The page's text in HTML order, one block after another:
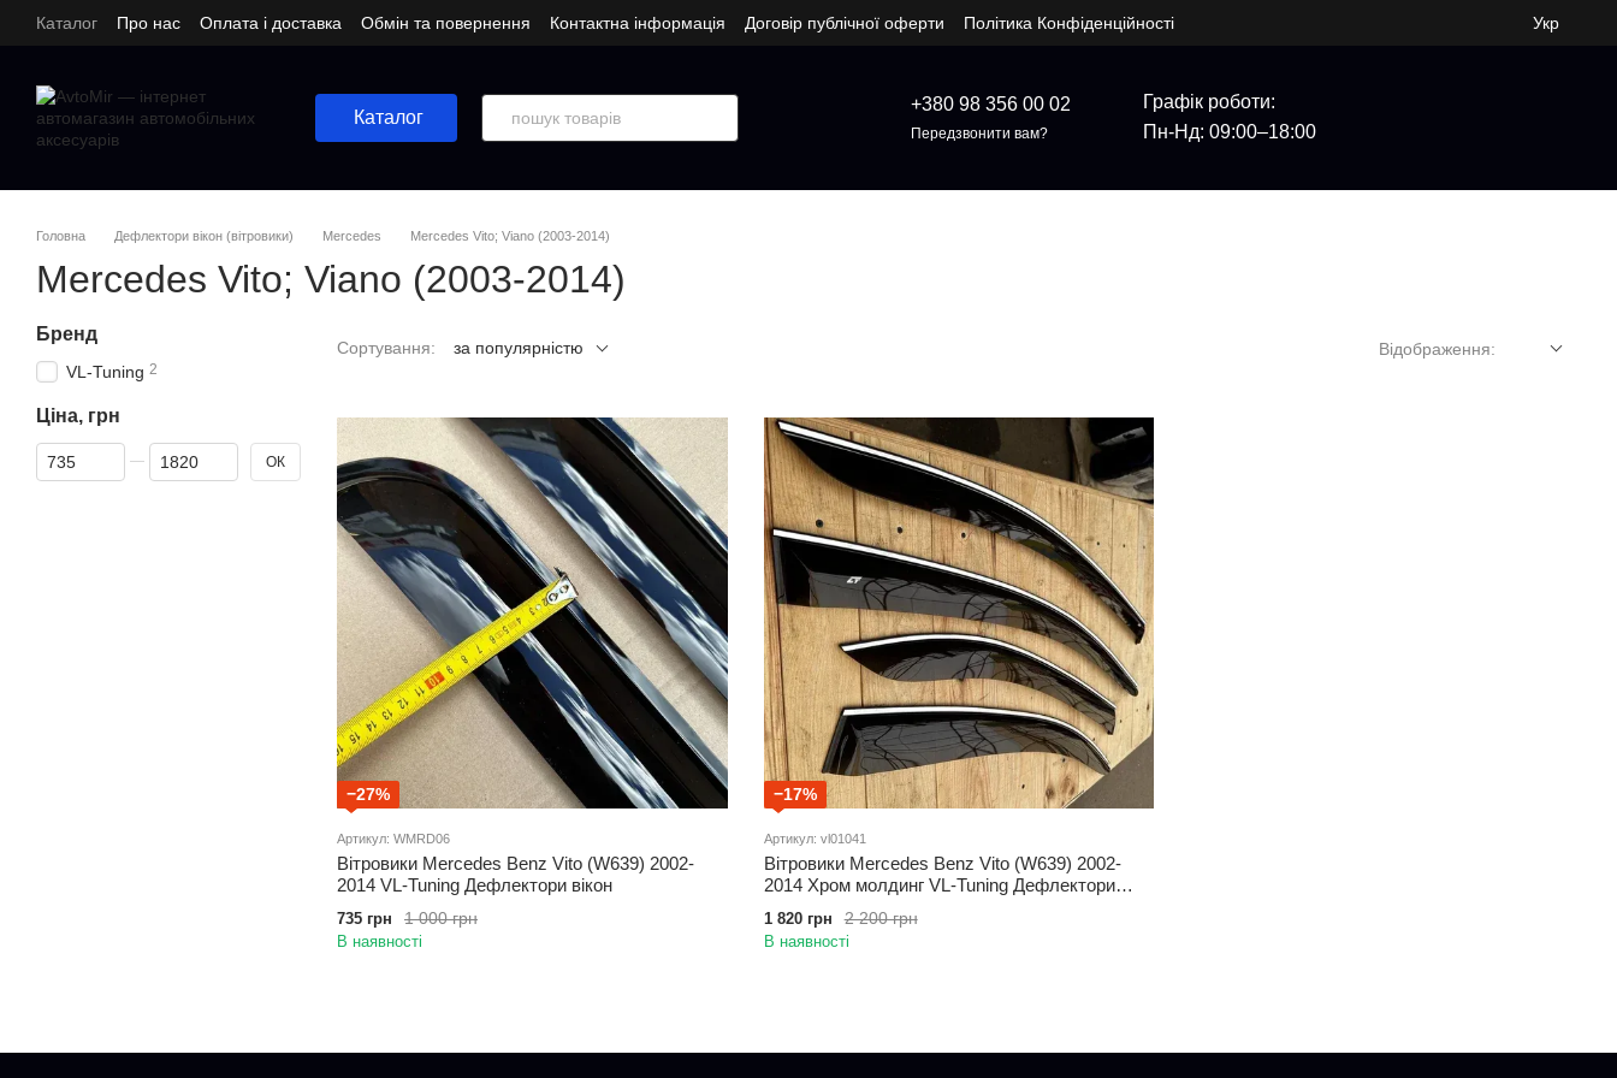
Перейти до основного контенту
Каталог Про нас Оплата і доставка Обмін та повернення Контактна інформація Договір публічної оферти Політика Конфіденційності Укр
Каталог
+380 98 356 00 02
Передзвонити вам?
Графік роботи:
Пн-Нд: 09:00–18:00
Головна Дефлектори вікон (вітровики) Mercedes Mercedes Vito; Viano (2003-2014)
Mercedes Vito; Viano (2003-2014)
Сортування: за популярністю Відображення:
−27%
Артикул: WMRD06
Вітровики Mercedes Benz Vito (W639) 2002-
2014 VL-Tuning Дефлектори вікон
1 000 грн
735 грн
В наявності
−17%
Артикул: vl01041
Вітровики Mercedes Benz Vito (W639) 2002-
2014 Хром молдинг VL-Tuning Дефлектори
2 200 грн
1 820 грн
В наявності
Бренд
VL-Tuning 2
Ціна, грн
Від Ціна, грн
До Ціна, грн ОК